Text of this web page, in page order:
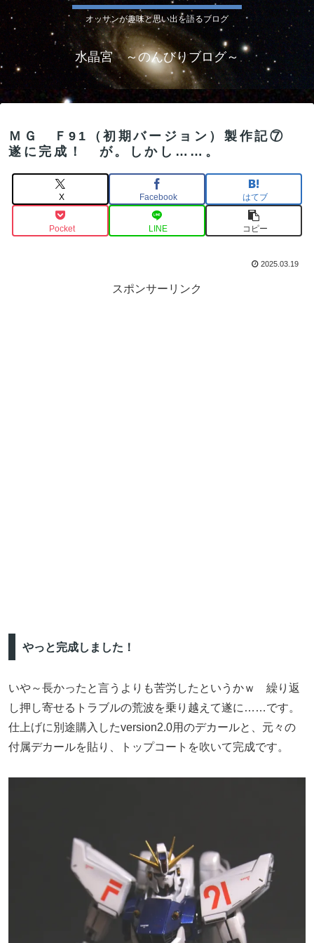
オッサンが趣味と思い出を語るブログ
水晶宮 ～のんびりブログ～
ＭＧ Ｆ91（初期バージョン）製作記⑦
遂に完成！ が。しかし……。
X Facebook はてブ
Pocket LINE コピー
2025.03.19
スポンサーリンク
やっと完成しました！
いや～長かったと言うよりも苦労したというかｗ 繰り返
し押し寄せるトラブルの荒波を乗り越えて遂に……です。
仕上げに別途購入したversion2.0用のデカールと、元々の
付属デカールを貼り、トップコートを吹いて完成です。